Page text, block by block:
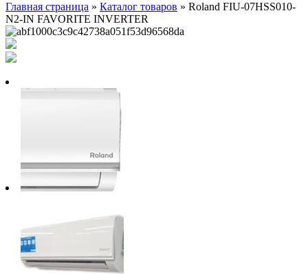
Главная страница » Каталог товаров » Roland FIU-07HSS010-
N2-IN FAVORITE INVERTER